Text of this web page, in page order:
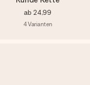
ab 24,99
4Varianten